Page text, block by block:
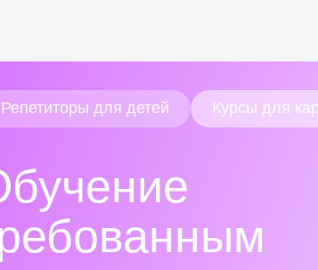
для детей Курсы для
языку
и ещё 9 языков для бизнеса и жизни